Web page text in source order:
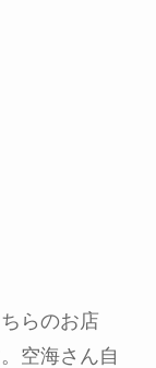
らのお店
空海さん自